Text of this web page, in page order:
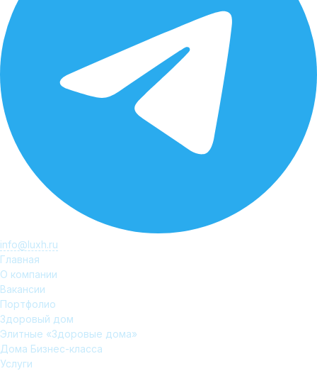
info@luxh.ru
Главная
О компании
Вакансии
Портфолио
Здоровый дом
Элитные «Здоровые дома»
Дома Бизнес-класса
Услуги